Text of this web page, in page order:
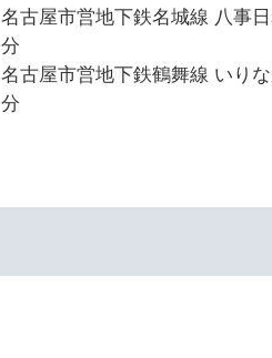
名古屋市営地下鉄名城線 八事
分
名古屋市営地下鉄鶴舞線 いり
分